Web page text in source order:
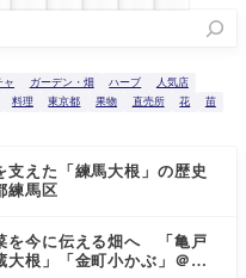
ャ ガーデン・畑 ハーブ
人気店
料理 東京都 果物 直売所 花
苗
支えた「練馬大根」の歴史
練馬区
を今に伝える畑へ 「亀戸
大根」「金町小かぶ」＠東